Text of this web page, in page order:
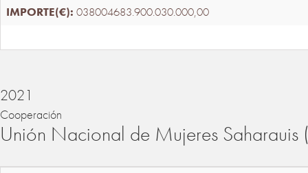
038004683.900.030.000,00
2021
Cooperación
Unión Nacional de Mujeres